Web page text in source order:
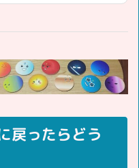
戻ったらどう